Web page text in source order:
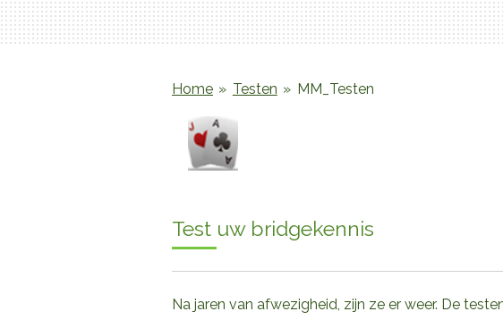
Home » Testen » MM_Testen
Test uw bridgekennis
Na jaren van afwezigheid, zijn ze er weer. De